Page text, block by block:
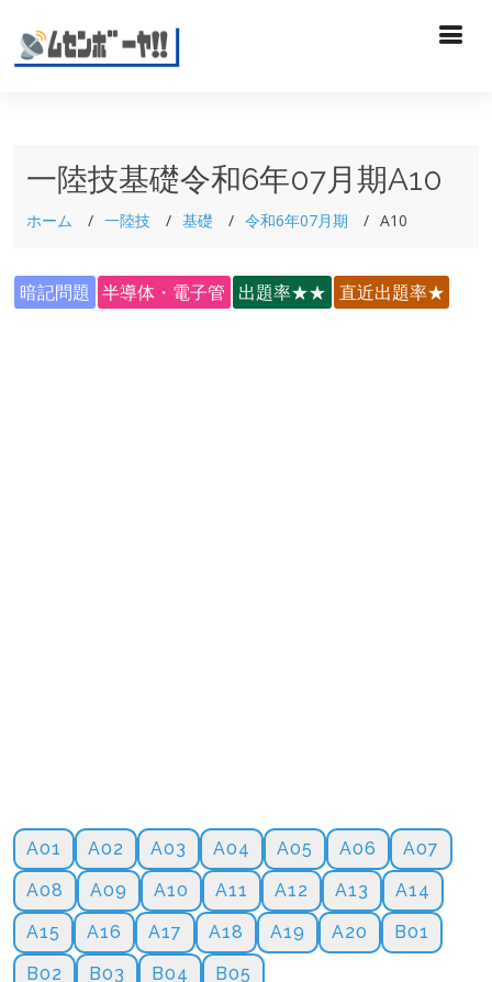
一陸技基礎令和6年07月期A10
ホーム 一陸技 基礎 令和6年07月期 A10
暗記問題 半導体・電子管 出題率★★ 直近出題率★
A01 A02 A03 A04 A05 A06
A07
A08
A09 A10 A11 A12 A13
A14
A15
A16 A17 A18 A19 A20
B01
B02
B03 B04 B05